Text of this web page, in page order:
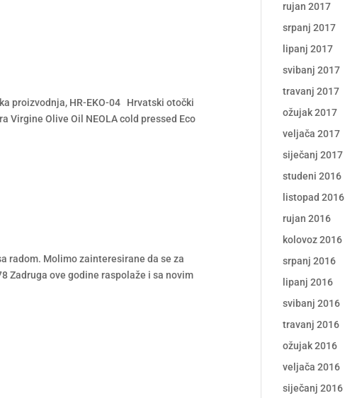
proizvodnja, HR-EKO-04 Hrvatski otočki
Virgine Olive Oil NEOLA cold pressed Eco
radom. Molimo zainteresirane da se za
Zadruga ove godine raspolaže i sa novim
rujan 2017
srpanj 2017
lipanj 2017
svibanj 2017
travanj 2017
ožujak 2017
veljača 2017
siječanj 2017
studeni 2016
listopad 2016
rujan 2016
kolovoz 2016
srpanj 2016
lipanj 2016
svibanj 2016
travanj 2016
ožujak 2016
veljača 2016
siječanj 2016